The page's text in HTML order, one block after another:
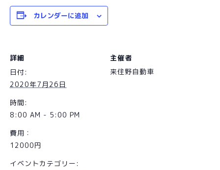
カレンダーに追加
詳細
日付:
2020年7月26日
時間:
8:00 AM - 5:00 PM
費用：
12000円
イベントカテゴリー:
主催者
来住野自動車